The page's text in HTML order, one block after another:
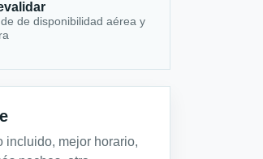
de disponibilidad aérea y
incluido, mejor horario,